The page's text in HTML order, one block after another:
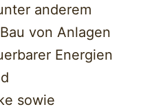
anderem
von Anlagen
Energien
sowie